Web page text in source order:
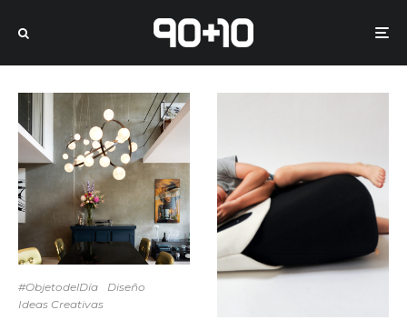
#ObjetodelDía
Diseño
Ideas Creativas